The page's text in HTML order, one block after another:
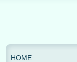
HOME